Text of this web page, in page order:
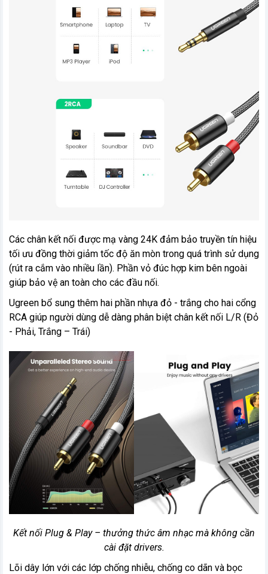
Các chân kết nối được mạ vàng 24K đảm bảo truyền tín hiệu
tối ưu đồng thời giảm tốc độ ăn mòn trong quá trình sử dụng
(rút ra cắm vào nhiều lần). Phần vỏ đúc hợp kim bên ngoài
giúp bảo vệ an toàn cho các đầu nối.
Ugreen bổ sung thêm hai phần nhựa đỏ - trắng cho hai cổng
RCA giúp người dùng dễ dàng phân biệt chân kết nối L/R (Đỏ
- Phải, Trắng – Trái)
Kết nối Plug & Play – thưởng thức âm nhạc mà không cần
cài đặt drivers.
Lõi dây lớn với các lớp chống nhiễu, chống co dãn và bọc